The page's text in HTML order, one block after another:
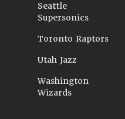
Seattle
Supersonics
Toronto Raptors
Utah Jazz
Washington
Wizards